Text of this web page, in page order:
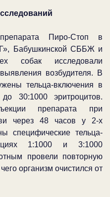
Пиро-Стоп в
Бабушкинской СББЖ и
исследовали
возбудителя. В
тельца-включения в
30:1000 эритроцитов.
препарата при
через 48 часов у 2-х
специфические тельца-
1:1000 и 3:1000
провели повторную
организм очистился от